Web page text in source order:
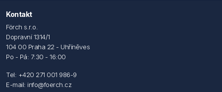
Kontakt
Förch s.r.o.
Dopravní 1314/1
104 00 Praha 22 - Uhříněves
Po - Pá: 7:30 - 16:00
Tel: +420 271 001 986-9
E-mail: info@foerch.cz